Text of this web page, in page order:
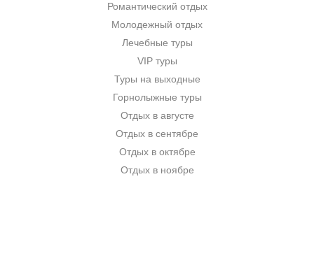
Романтический отдых
Молодежный отдых
Лечебные туры
VIP туры
Туры на выходные
Горнолыжные туры
Отдых в августе
Отдых в сентябре
Отдых в октябре
Отдых в ноябре